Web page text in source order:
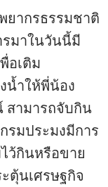
ยากรธรรมชาติ
มาในวันนี้มี
อเติม
น้ำให้พี่น้อง
สามารถจับกิน
รมประมงมีการ
ว้กินหรือขาย
ตุ้นเศรษฐกิจ